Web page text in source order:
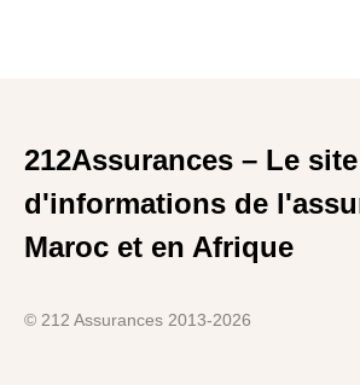
212Assurances – Le site
d'informations de
Maroc et en Afrique
© 212 Assurances 2013-2026